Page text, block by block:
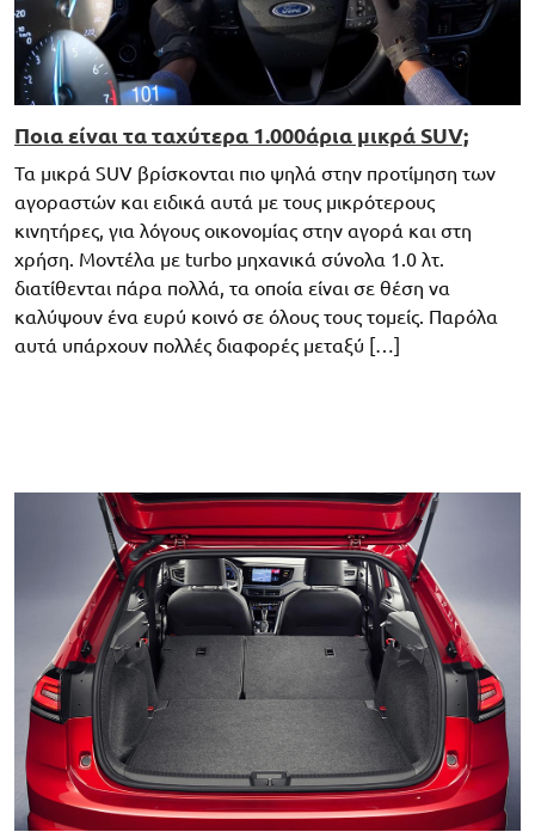
Ποια είναι τα ταχύτερα 1.000άρια μικρά SUV;
Τα μικρά SUV βρίσκονται πιο ψηλά στην προτίμηση των
αγοραστών και ειδικά αυτά με τους μικρότερους
κινητήρες, για λόγους οικονομίας στην αγορά και στη
χρήση. Μοντέλα με turbo μηχανικά σύνολα 1.0 λτ.
διατίθενται πάρα πολλά, τα οποία είναι σε θέση να
καλύψουν ένα ευρύ κοινό σε όλους τους τομείς. Παρόλα
αυτά υπάρχουν πολλές διαφορές μεταξύ […]